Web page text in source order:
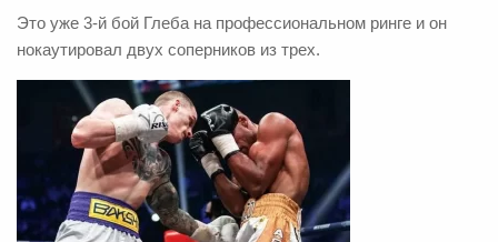
Это уже 3-й бой Глеба на профессиональном ринге и он
нокаутировал двух соперников из трех.